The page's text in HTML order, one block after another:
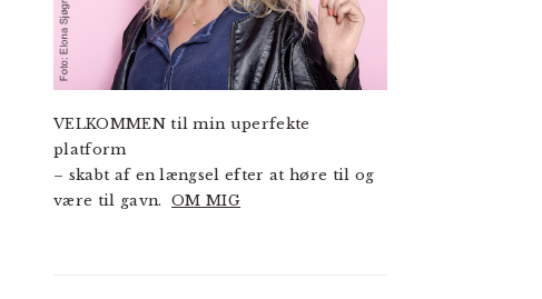
VELKOMMEN til min uperfekte
platform
– skabt af en længsel efter at høre til og
være til gavn.OM MIG